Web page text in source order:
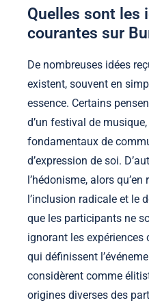
Quelles sont les
courantes sur
De nombreuses idées
existent, souvent en
essence. Certains
d’un festival de
fondamentaux de
d’expression de soi.
l’hédonisme, alors
l’inclusion radicale et le
que les participants ne
ignorant les
qui définissent
considèrent comme
origines diverses des